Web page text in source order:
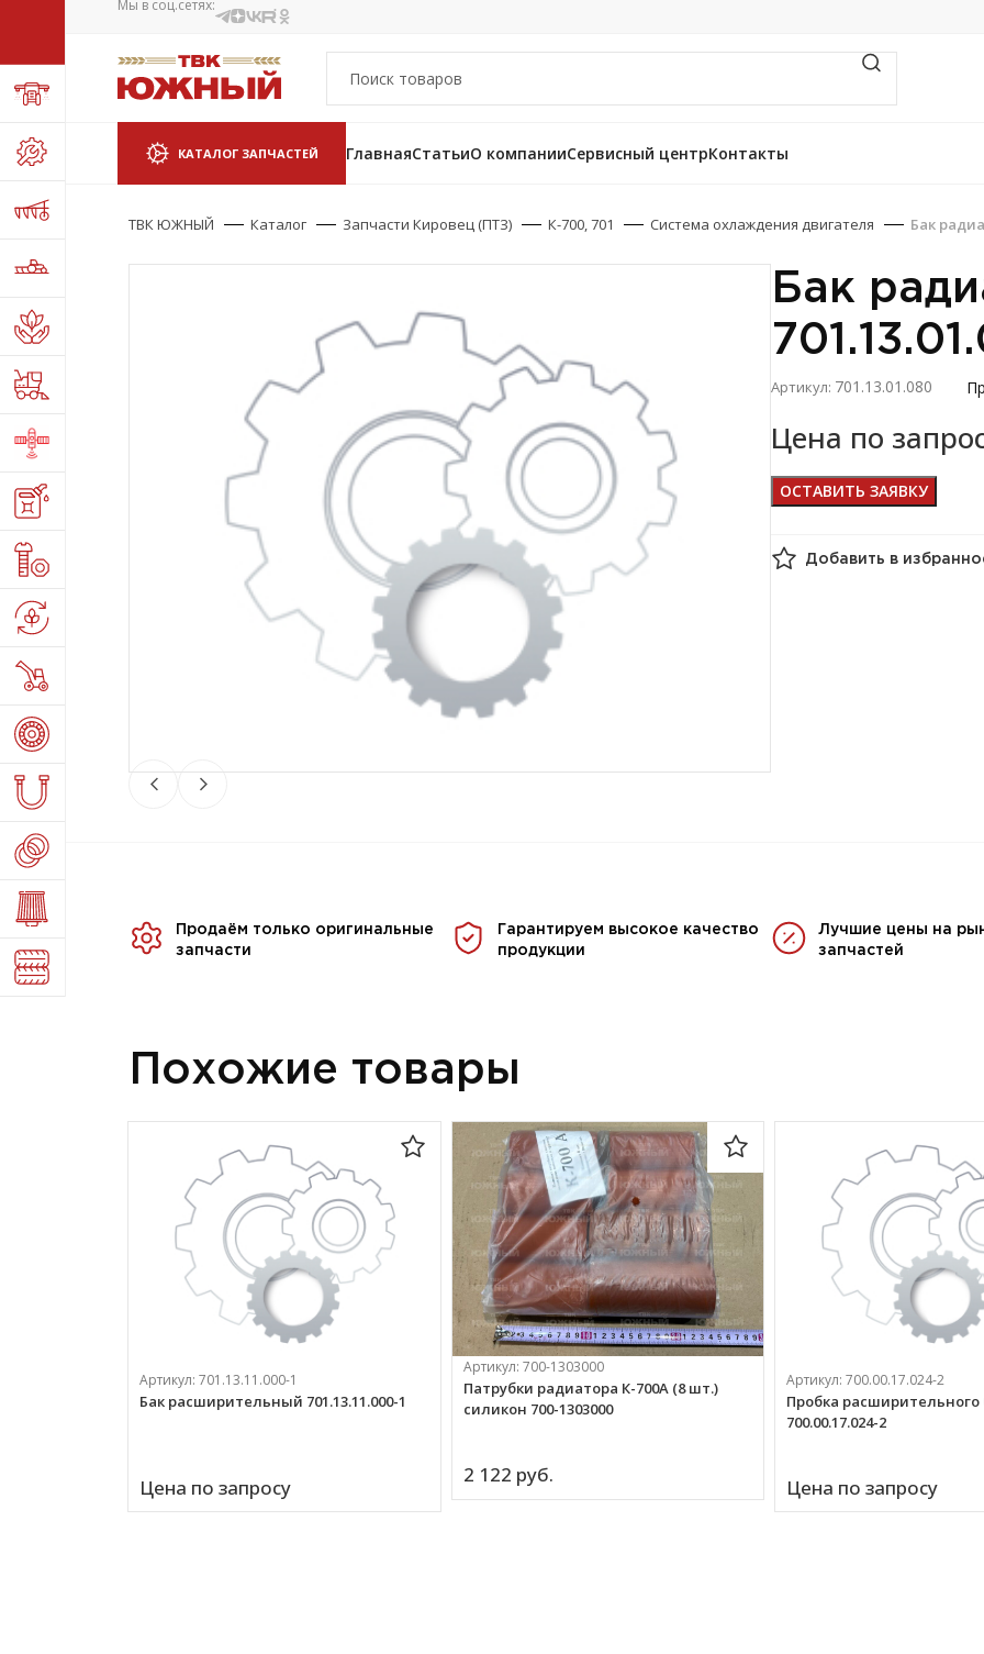
Мы в соц.сетях:
КАТАЛОГ ЗАПЧАСТЕЙ ГлавнаяСтатьиО компанииСервисный центрКонтакты
ТВК ЮЖНЫЙ Каталог Запчасти Кировец (ПТЗ) К-700, 701 Система охлаждения двигателя Бак
Бак
Артикул: 701.13.01.080
Цена по
ОСТАВИТЬ ЗАЯВКУ
Добавить в
Продаём только оригинальные
запчасти
Гарантируем высокое качество
продукции
Лучшие цены на
запчастей
Похожие товары
Артикул: 701.13.11.000-1
Бак расширительный 701.13.11.000-1
Цена по запросу
Артикул: 700-1303000
Патрубки радиатора К-700А (8 шт.)
силикон 700-1303000
2 122 руб.
Артикул:700.00.17.024-2
Пробка расширительного
700.00.17.024-2
Цена по запросу